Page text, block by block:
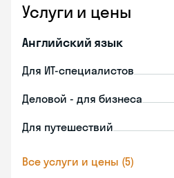
Услуги и цены
Английский язык
Для ИТ-специалистов
Деловой - для бизнеса
Для путешествий
Все услуги и цены (5)